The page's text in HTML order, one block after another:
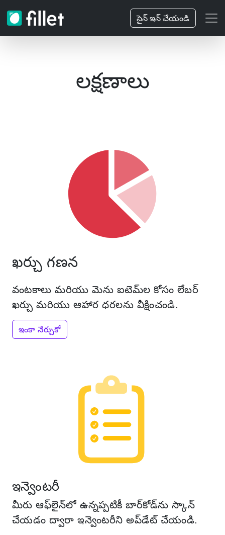
సైన్ ఇన్ చేయండి
లక్షణాలు
ఖర్చు గణన
వంటకాలు మరియు మెను ఐటెమ్‌ల కోసం లేబర్
ఖర్చు మరియు ఆహార ధరలను వీక్షించండి.
ఇంకా నేర్చుకో
ఇన్వెంటరీ
మీరు ఆఫ్‌లైన్‌లో ఉన్నప్పటికీ బార్‌కోడ్‌ను స్కాన్
చేయడం ద్వారా ఇన్వెంటరీని అప్‌డేట్ చేయండి.